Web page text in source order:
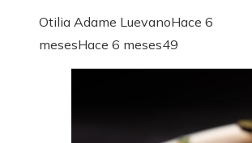
Otilia Adame LuevanoHace 6
mesesHace 6 meses49